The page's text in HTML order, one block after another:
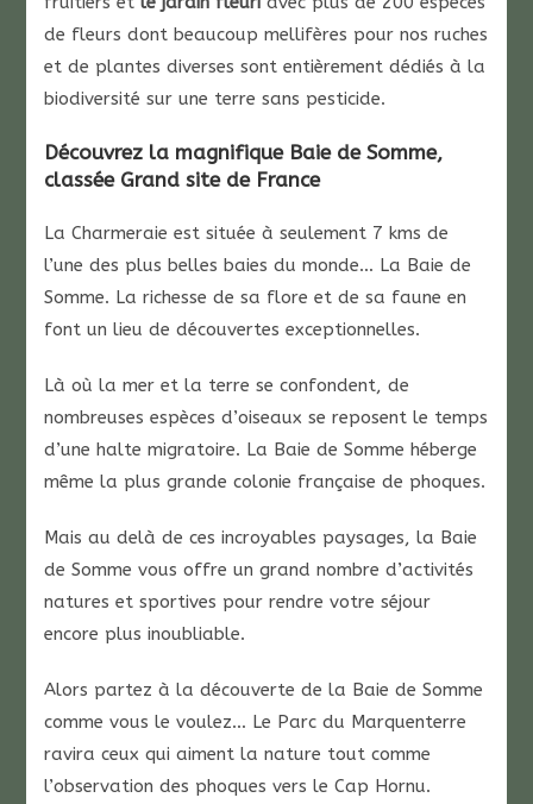
de fleurs dont beaucoup mellifères pour nos ruches
et de plantes diverses sont entièrement dédiés à la
biodiversité sur une terre sans pesticide.
Découvrez la magnifique Baie de Somme,
classée Grand site de France
La Charmeraie est située à seulement 7 kms de
l’une des plus belles baies du monde… La Baie de
Somme. La richesse de sa flore et de sa faune en
font un lieu de découvertes exceptionnelles.
Là où la mer et la terre se confondent, de
nombreuses espèces d’oiseaux se reposent le temps
d’une halte migratoire. La Baie de Somme héberge
même la plus grande colonie française de phoques.
Mais au delà de ces incroyables paysages, la Baie
de Somme vous offre un grand nombre d’activités
natures et sportives pour rendre votre séjour
encore plus inoubliable.
Alors partez à la découverte de la Baie de Somme
comme vous le voulez… Le Parc du Marquenterre
ravira ceux qui aiment la nature tout comme
l’observation des phoques vers le Cap Hornu.